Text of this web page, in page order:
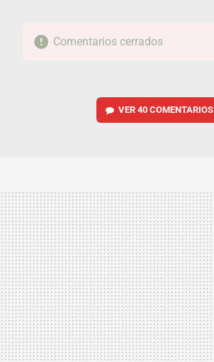
Comentarios cerrados
VER 40 COMENTARIOS